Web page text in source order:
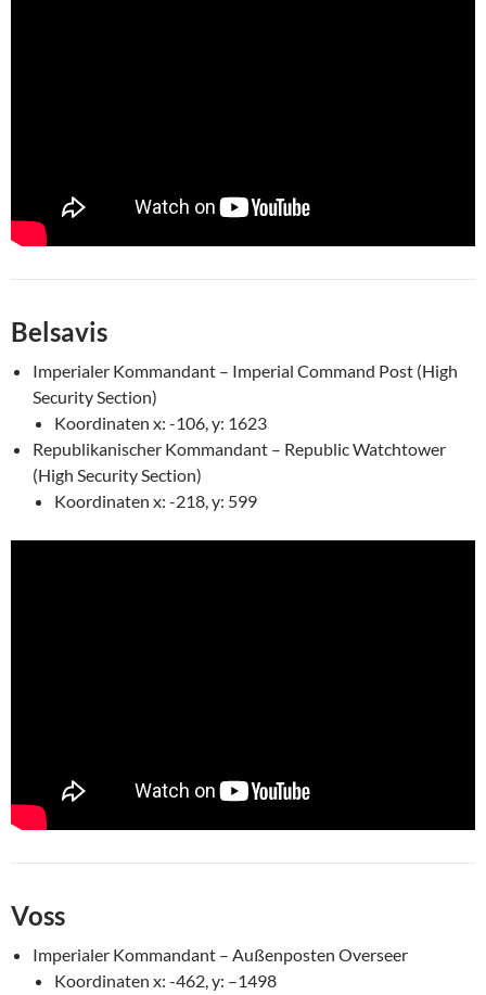
Belsavis
Imperialer Kommandant – Imperial Command Post (High
Security Section)
Koordinaten x: -106, y: 1623
Republikanischer Kommandant – Republic Watchtower
(High Security Section)
Koordinaten x: -218, y: 599
Voss
Imperialer Kommandant – Außenposten Overseer
Koordinaten x: -462, y: –1498